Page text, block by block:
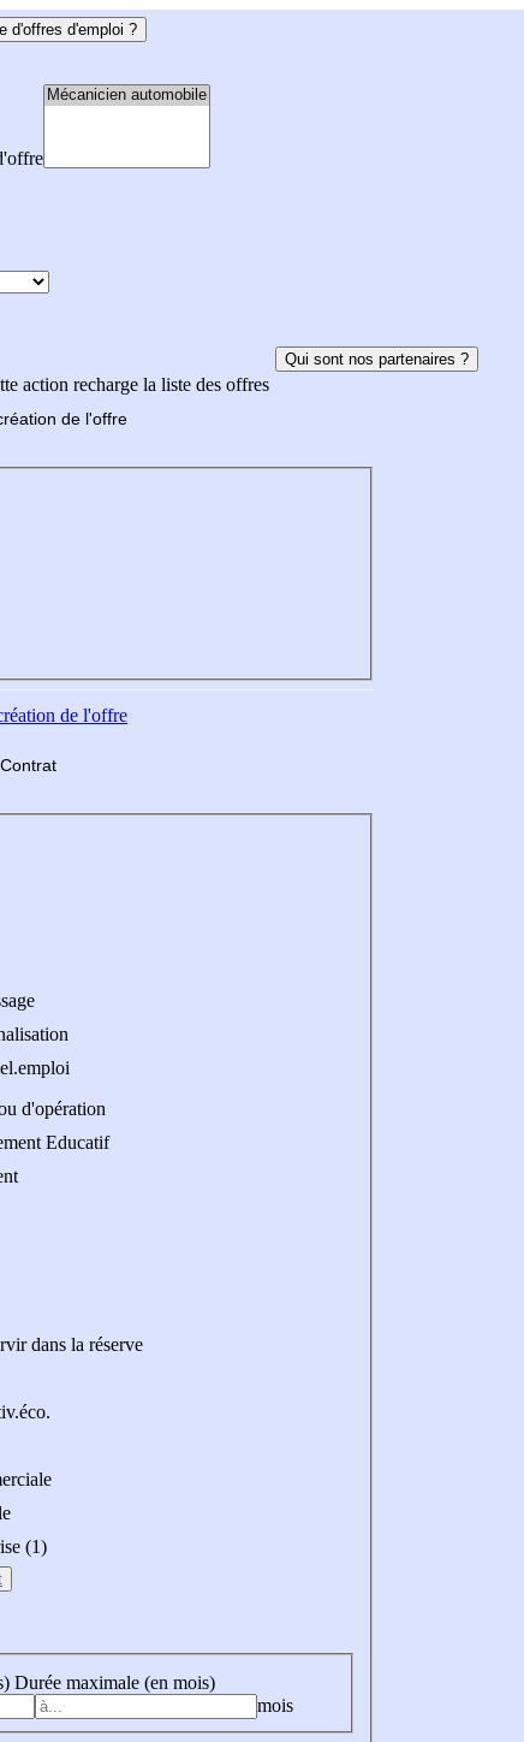
d'offres d'emploi ?
action recharge la liste des offres
Qui sont nos partenaires ?
de l'offre
de l'offre
Contrat
d'opération
Educatif
dans la réserve
(1)
Durée maximale (en mois)
mois